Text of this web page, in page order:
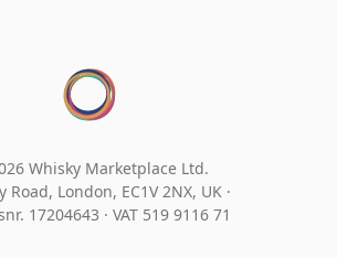
Whisky Marketplace Ltd.
Road, London, EC1V 2NX, UK ·
17204643 · VAT 519 9116 71